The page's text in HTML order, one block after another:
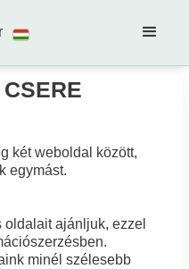
két weboldal között,
egymást.
ajánljuk, ezzel
minél szélesebb